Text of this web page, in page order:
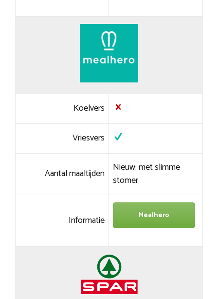
Koelvers
Vriesvers
Aantal maaltijden Nieuw: met slimme
stomer
Informatie Mealhero